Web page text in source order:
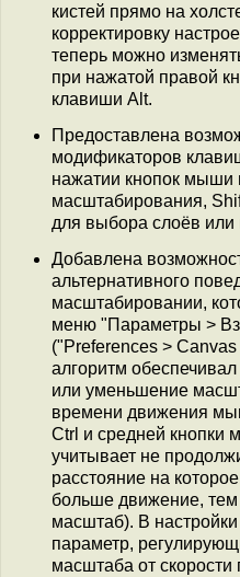
кистей прямо на
корректировку
теперь можно
при нажатой правой
клавиши Alt.
Предоставлена
модификаторов
нажатии кнопок мыши
масштабирования,
для выбора слоёв или
Добавлена
альтернативного
масштабировании,
меню "Параметры >
("Preferences >
алгоритм
или уменьшение
времени движения
Ctrl и средней кнопки
учитывает не
расстояние на
больше движение,
масштаб). В
параметр,
масштаба от